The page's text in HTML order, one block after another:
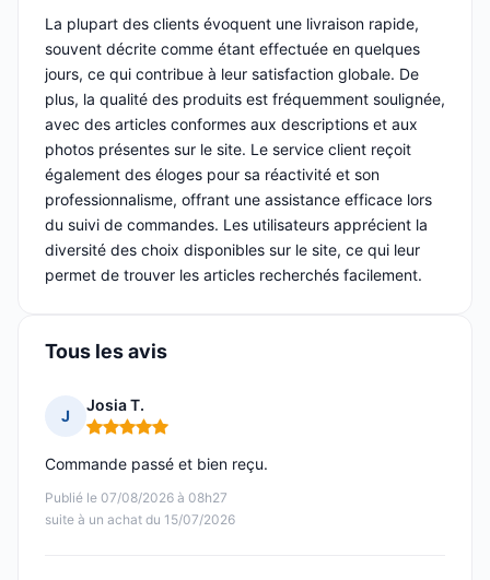
La plupart des clients évoquent une livraison rapide,
souvent décrite comme étant effectuée en quelques
jours, ce qui contribue à leur satisfaction globale. De
plus, la qualité des produits est fréquemment soulignée,
avec des articles conformes aux descriptions et aux
photos présentes sur le site. Le service client reçoit
également des éloges pour sa réactivité et son
professionnalisme, offrant une assistance efficace lors
du suivi de commandes. Les utilisateurs apprécient la
diversité des choix disponibles sur le site, ce qui leur
permet de trouver les articles recherchés facilement.
Tous les avis
J
Josia T.
Note : 5 sur 5
Publié le 07/08/2026 à 08h27
suite à un achat du 15/07/2026
Commande passé et bien reçu.